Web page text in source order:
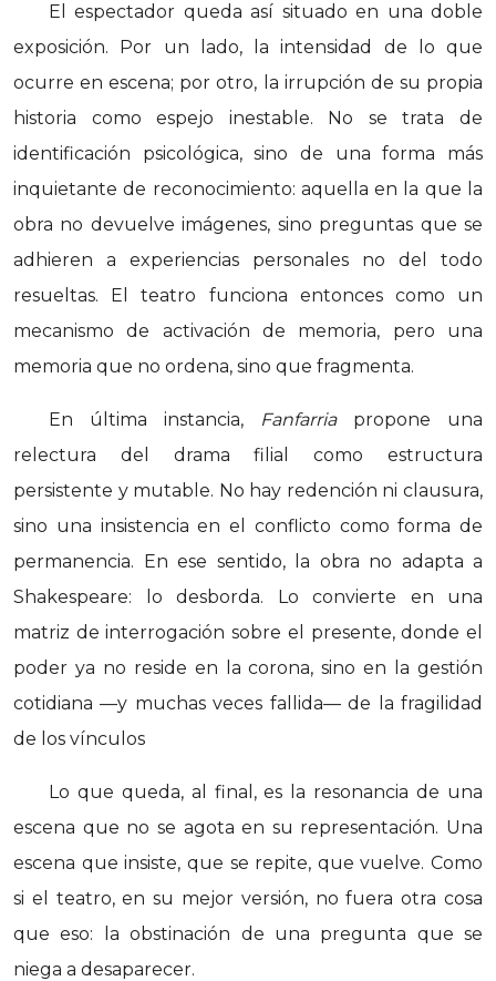
El espectador queda así situado en una doble
exposición. Por un lado, la intensidad de lo que
ocurre en escena; por otro, la irrupción de su propia
historia como espejo inestable. No se trata de
identificación psicológica, sino de una forma más
inquietante de reconocimiento: aquella en la que la
obra no devuelve imágenes, sino preguntas que se
adhieren a experiencias personales no del todo
resueltas. El teatro funciona entonces como un
mecanismo de activación de memoria, pero una
memoria que no ordena, sino que fragmenta.
En última instancia, Fanfarriapropone una
relectura del drama filial como estructura
persistente y mutable. No hay redención ni clausura,
sino una insistencia en el conflicto como forma de
permanencia. En ese sentido, la obra no adapta a
Shakespeare: lo desborda. Lo convierte en una
matriz de interrogación sobre el presente, donde el
poder ya no reside en la corona, sino en la gestión
cotidiana —y muchas veces fallida— de la fragilidad
de los vínculos
Lo que queda, al final, es la resonancia de una
escena que no se agota en su representación. Una
escena que insiste, que se repite, que vuelve. Como
si el teatro, en su mejor versión, no fuera otra cosa
que eso: la obstinación de una pregunta que se
niega a desaparecer.